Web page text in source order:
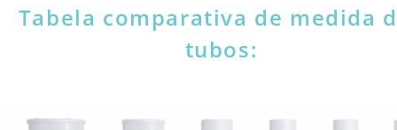
Tabela comparativa de medida
tubos: